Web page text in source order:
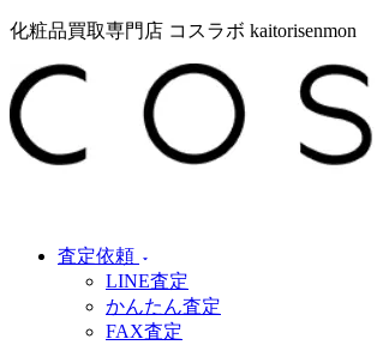
化粧品買取専門店 コスラボ kaitorisenmon
査定依頼
LINE査定
かんたん査定
FAX査定